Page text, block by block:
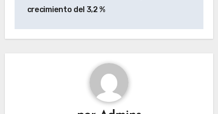
crecimiento del 3,2 %